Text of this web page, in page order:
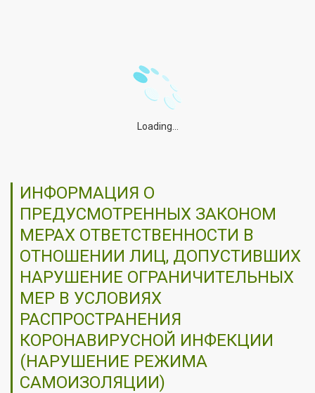
Loading...
ИНФОРМАЦИЯ О
ПРЕДУСМОТРЕННЫХ ЗАКОНОМ
МЕРАХ ОТВЕТСТВЕННОСТИ В
ОТНОШЕНИИ ЛИЦ, ДОПУСТИВШИХ
НАРУШЕНИЕ ОГРАНИЧИТЕЛЬНЫХ
МЕР В УСЛОВИЯХ
РАСПРОСТРАНЕНИЯ
КОРОНАВИРУСНОЙ ИНФЕКЦИИ
(НАРУШЕНИЕ РЕЖИМА
САМОИЗОЛЯЦИИ)